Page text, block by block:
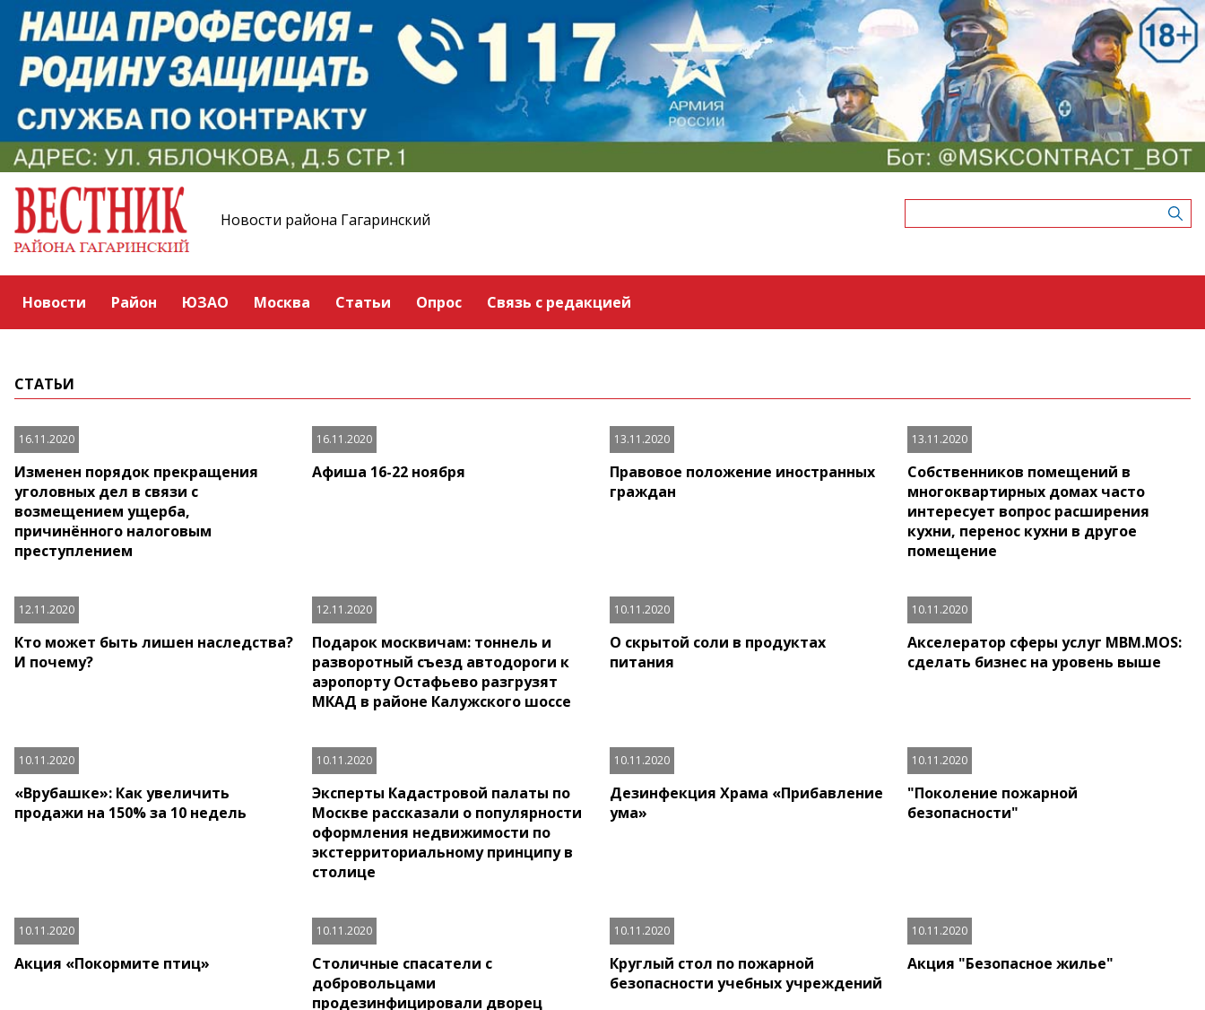
Новости района Гагаринский
Новости Район ЮЗАО Москва Статьи Опрос Связь с редакцией
СТАТЬИ
16.11.2020
Изменен порядок прекращения
уголовных дел в связи с
возмещением ущерба,
причинённого налоговым
преступлением
16.11.2020
Афиша 16-22 ноября
13.11.2020
Правовое положение иностранных
граждан
13.11.2020
Собственников помещений в
многоквартирных домах часто
интересует вопрос расширения
кухни, перенос кухни в другое
помещение
12.11.2020
Кто может быть лишен наследства?
И почему?
12.11.2020
Подарок москвичам: тоннель и
разворотный съезд автодороги к
аэропорту Остафьево разгрузят
МКАД в районе Калужского шоссе
10.11.2020
О скрытой соли в продуктах
питания
10.11.2020
Акселератор сферы услуг MBM.MOS:
сделать бизнес на уровень выше
10.11.2020
«Врубашке»: Как увеличить
продажи на 150% за 10 недель
10.11.2020
Эксперты Кадастровой палаты по
Москве рассказали о популярности
оформления недвижимости по
экстерриториальному принципу в
столице
10.11.2020
Дезинфекция Храма «Прибавление
ума»
10.11.2020
"Поколение пожарной
безопасности"
10.11.2020
Акция «Покормите птиц»
10.11.2020
Столичные спасатели с
добровольцами
продезинфицировали дворец
10.11.2020
Круглый стол по пожарной
безопасности учебных учреждений
10.11.2020
Акция "Безопасное жилье"